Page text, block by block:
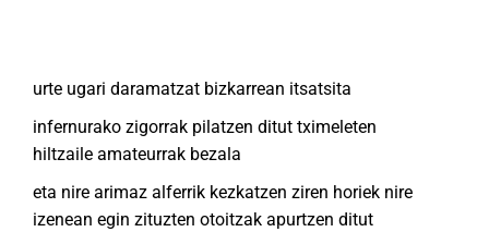
urte ugari daramatzat bizkarrean itsatsita
infernurako zigorrak pilatzen ditut tximeleten
hiltzaile amateurrak bezala
eta nire arimaz alferrik kezkatzen ziren horiek nire
izenean egin zituzten otoitzak apurtzen ditut